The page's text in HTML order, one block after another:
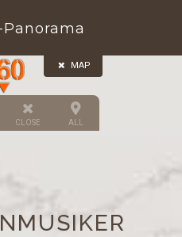
MAP
CLOSE ALL